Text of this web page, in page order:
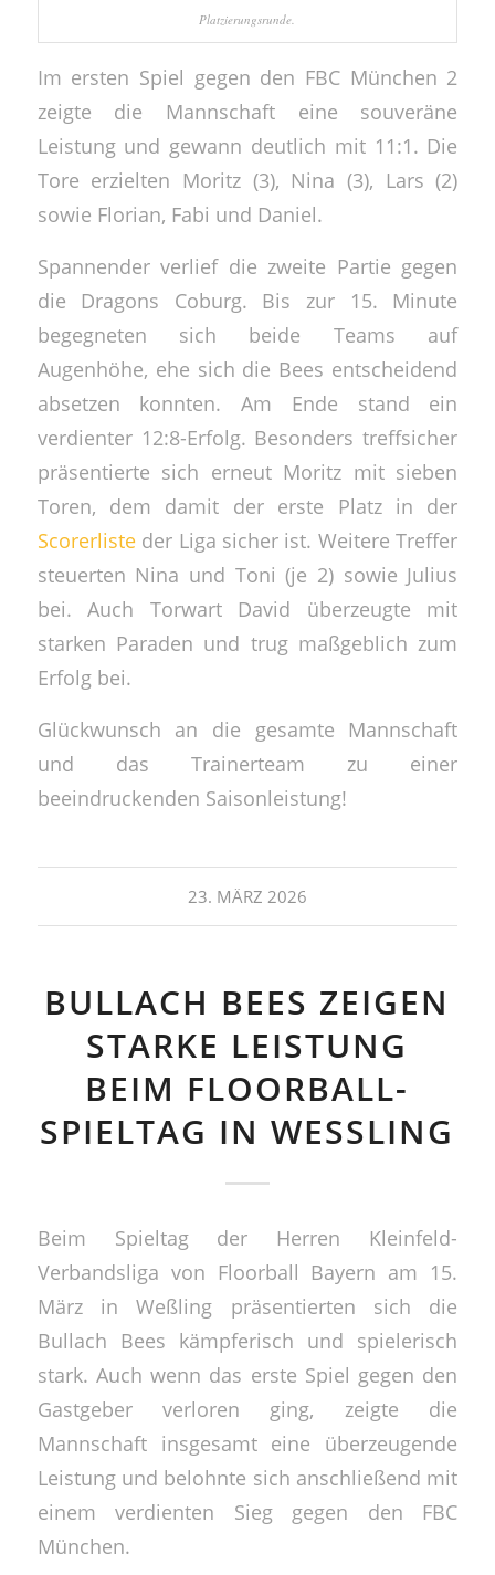
Platzierungsrunde.
Im ersten Spiel gegen den FBC München 2
zeigte die Mannschaft eine souveräne
Leistung und gewann deutlich mit 11:1. Die
Tore erzielten Moritz (3), Nina (3), Lars (2)
sowie Florian, Fabi und Daniel.
Spannender verlief die zweite Partie gegen
die Dragons Coburg. Bis zur 15. Minute
begegneten sich beide Teams auf
Augenhöhe, ehe sich die Bees entscheidend
absetzen konnten. Am Ende stand ein
verdienter 12:8-Erfolg. Besonders treffsicher
präsentierte sich erneut Moritz mit sieben
Toren, dem damit der erste Platz in der
Scorerlisteder Liga sicher ist. Weitere Treffer
steuerten Nina und Toni (je 2) sowie Julius
bei. Auch Torwart David überzeugte mit
starken Paraden und trug maßgeblich zum
Erfolg bei.
Glückwunsch an die gesamte Mannschaft
und das Trainerteam zu einer
beeindruckenden Saisonleistung!
23. MÄRZ 2026
BULLACH BEES ZEIGEN
STARKE LEISTUNG
BEIM FLOORBALL-
SPIELTAG IN WESSLING
Beim Spieltag der Herren Kleinfeld-
Verbandsliga von Floorball Bayern am 15.
März in Weßling präsentierten sich die
Bullach Bees kämpferisch und spielerisch
stark. Auch wenn das erste Spiel gegen den
Gastgeber verloren ging, zeigte die
Mannschaft insgesamt eine überzeugende
Leistung und belohnte sich anschließend mit
einem verdienten Sieg gegen den FBC
München.